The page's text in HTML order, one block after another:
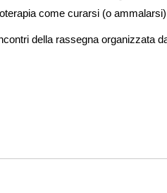
come curarsi (o ammalarsi)
della rassegna organizzata